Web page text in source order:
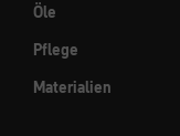
Öle
Pflege
Materialien